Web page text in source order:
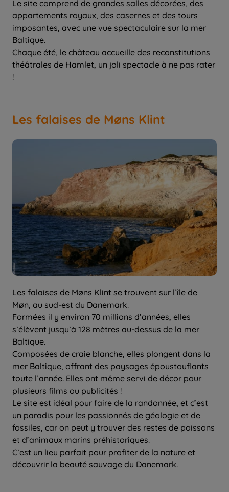
Le site comprend de grandes salles décorées, des
appartements royaux, des casernes et des tours
imposantes, avec une vue spectaculaire sur la mer
Baltique.
Chaque été, le château accueille des reconstitutions
théâtrales de Hamlet, un joli spectacle à ne pas rater
!
Les falaises de Møns Klint
Les falaises de Møns Klint se trouvent sur l’île de
Møn, au sud-est du Danemark.
Formées il y environ 70 millions d’années, elles
s’élèvent jusqu’à 128 mètres au-dessus de la mer
Baltique.
Composées de craie blanche, elles plongent dans la
mer Baltique, offrant des paysages époustouflants
toute l’année. Elles ont même servi de décor pour
plusieurs films ou publicités !
Le site est idéal pour faire de la randonnée, et c’est
un paradis pour les passionnés de géologie et de
fossiles, car on peut y trouver des restes de poissons
et d’animaux marins préhistoriques.
C’est un lieu parfait pour profiter de la nature et
découvrir la beauté sauvage du Danemark.